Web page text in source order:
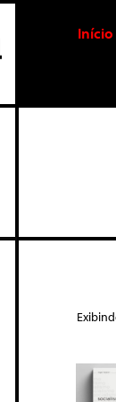
Início